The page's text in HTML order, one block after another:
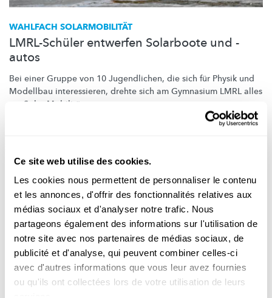
Ce site web utilise des cookies.
Les cookies nous permettent de personnaliser le contenu
et les annonces, d'offrir des fonctionnalités relatives aux
médias sociaux et d'analyser notre trafic. Nous
partageons également des informations sur l'utilisation de
notre site avec nos partenaires de médias sociaux, de
publicité et d'analyse, qui peuvent combiner celles-ci
avec d'autres informations que vous leur avez fournies
ou qu'ils ont collectées lors de votre utilisation de leurs
WAHLFACH SOLARMOBILITÄT
LMRL-Schüler entwerfen Solarboote und -
autos
Bei einer Gruppe von 10 Jugendlichen, die sich für Physik und
Modellbau interessieren, drehte sich am Gymnasium LMRL alles
Solar-Mobilität.